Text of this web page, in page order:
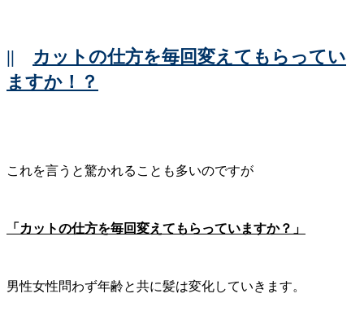
|| カットの仕方を毎回変えてもらってい
ますか！？
これを言うと驚かれることも多いのですが
「カットの仕方を毎回変えてもらっていますか？」
男性女性問わず年齢と共に髪は変化していきます。